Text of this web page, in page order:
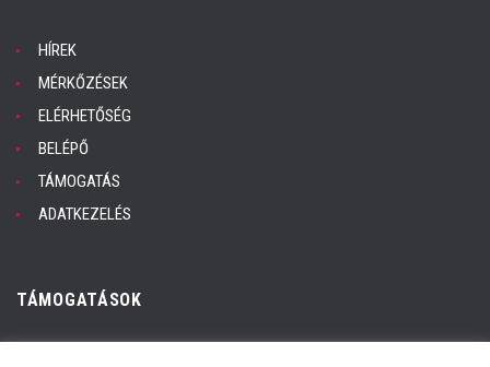
HÍREK
MÉRKŐZÉSEK
ELÉRHETŐSÉG
BELÉPŐ
TÁMOGATÁS
ADATKEZELÉS
TÁMOGATÁSOK